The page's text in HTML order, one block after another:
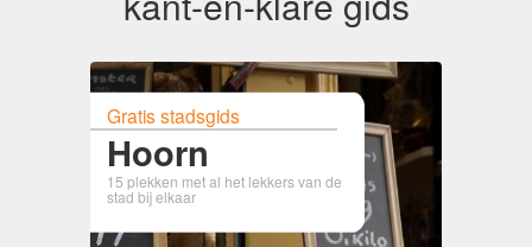
Gratis stadsgids
Hoorn
15 plekken met al het lekkers van de
stad bij elkaar